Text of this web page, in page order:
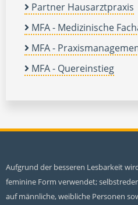
Partner Hausarztpraxis
MFA - Medizinische
MFA -
MFA - Quereinstieg
Aufgrund der besseren Lesbarkeit
feminine Form verwendet;
auf männliche, weibliche Personen